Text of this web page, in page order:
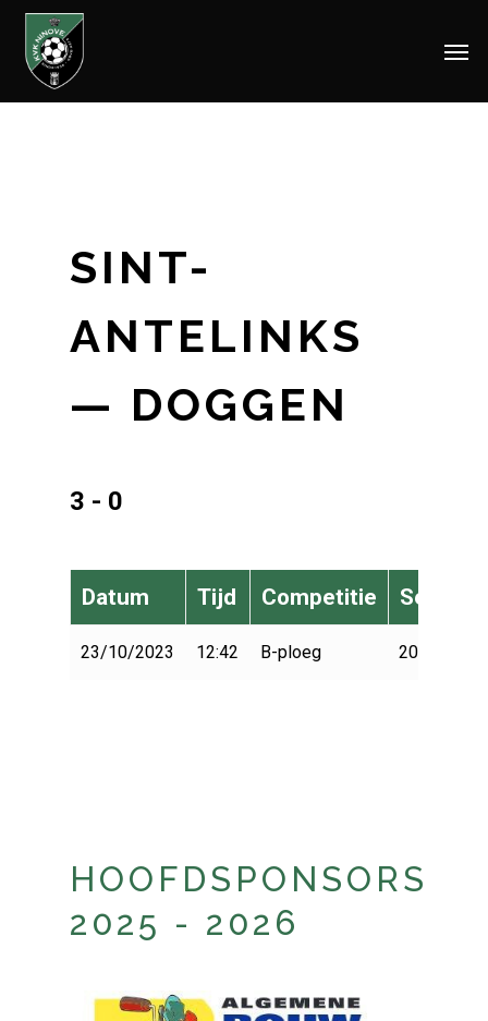
Skip
SINT-
ANTELINKS
— DOGGEN
3 - 0
Datum Tijd Competitie Seizoen
23/10/2023 12:42 B-ploeg 2023-2024
HOOFDSPONSORS
2025 - 2026